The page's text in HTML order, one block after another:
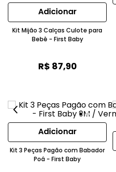
Adicionar
Kit Mijão 3 Calças Culote para
Bebê - First Baby
R$ 87,90
Adicionar
Kit 3 Peças Pagão com Babador
Poá - First Baby